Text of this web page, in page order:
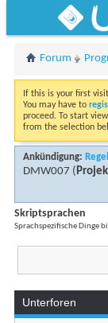
Forum
If this is your first
You may have to
proceed. To start
from the selection
Ankündigung:
DMW007 (
Skriptsprachen
Sprachspezifische Dinge
Unterforen